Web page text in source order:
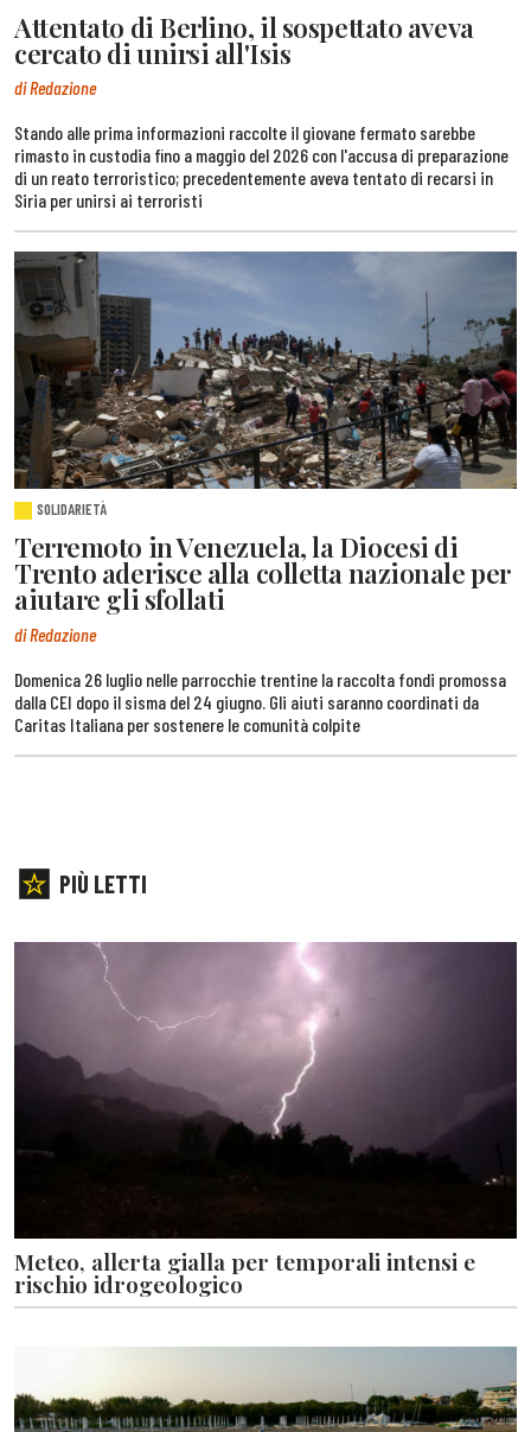
Attentato di Berlino, il sospettato aveva
cercato di unirsi all'Isis
di Redazione
Stando alle prima informazioni raccolte il giovane fermato sarebbe
rimasto in custodia fino a maggio del 2026 con l'accusa di preparazione
di un reato terroristico; precedentemente aveva tentato di recarsi in
Siria per unirsi ai terroristi
SOLIDARIETÀ
Terremoto in Venezuela, la Diocesi di
Trento aderisce alla colletta nazionale per
aiutare gli sfollati
di Redazione
Domenica 26 luglio nelle parrocchie trentine la raccolta fondi promossa
dalla CEI dopo il sisma del 24 giugno. Gli aiuti saranno coordinati da
Caritas Italiana per sostenere le comunità colpite
PIÙ LETTI
Meteo, allerta gialla per temporali intensi e
rischio idrogeologico